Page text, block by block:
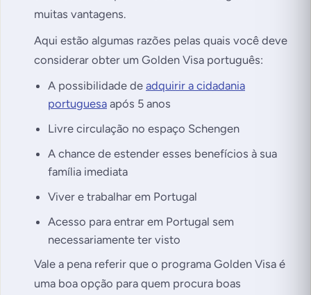
muitas vantagens.
Aqui estão algumas razões pelas quais você deve
considerar obter um Golden Visa português:
A possibilidade de adquirir a cidadania
portuguesa após 5 anos
Livre circulação no espaço Schengen
A chance de estender esses benefícios à sua
família imediata
Viver e trabalhar em Portugal
Acesso para entrar em Portugal sem
necessariamente ter visto
Vale a pena referir que o programa Golden Visa é
uma boa opção para quem procura boas